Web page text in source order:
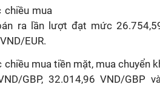
chiều mua
ra lần lượt đạt mức
EUR.
chiều mua tiền mặt, mua chuyển
GBP, 32.014,96 VND/GBP